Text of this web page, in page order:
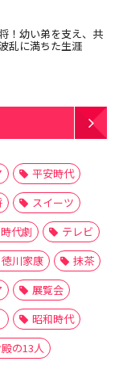
！幼い弟を支え、共
乱に満ちた生涯
平安時代
スイーツ
時代劇
テレビ
徳川家康
抹茶
展覧会
昭和時代
の13人